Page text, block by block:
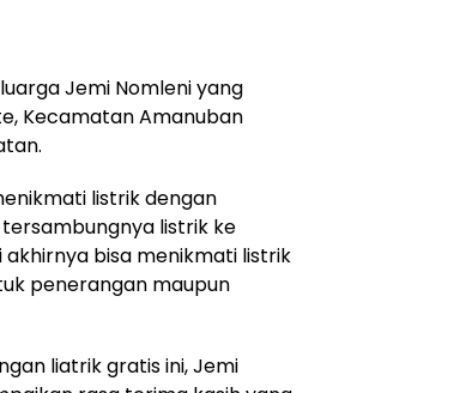
Jemi Nomleni yang
Kecamatan Amanuban
listrik dengan
listrik ke
akhirnya bisa menikmati listrik
penerangan maupun
liatrik gratis ini, Jemi